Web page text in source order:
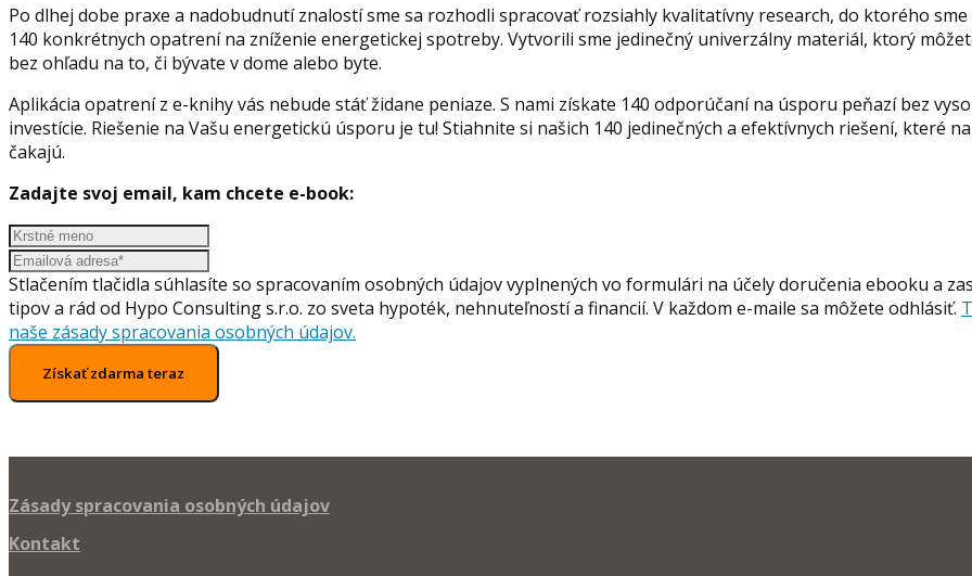
Po dlhej dobe praxe a nadobudnutí znalostí sme sa rozhodli spracovať rozsiahly kvalitatívny research, do ktorého
140 konkrétnych opatrení na zníženie energetickej spotreby. Vytvorili sme jedinečný univerzálny materiál, ktorý
bez ohľadu na to, či bývate v dome alebo byte.
Aplikácia opatrení z e-knihy vás nebude stáť židane peniaze. S nami získate 140 odporúčaní na úsporu peňazí bez
investície. Riešenie na Vašu energetickú úsporu je tu! Stiahnite si našich 140 jedinečných a efektívnych riešení, které
čakajú.
Zadajte svoj email, kam chcete e-book:
Stlačením tlačidla súhlasíte so spracovaním osobných údajov vyplnených vo formulári na účely doručenia ebooku a
tipov a rád od Hypo Consulting s.r.o. zo sveta hypoték, nehnuteľností a financií. V každom e-maile sa môžete odhlásiť.
naše zásady spracovania osobných údajov.
Získať zdarma teraz
Zásady spracovania osobných údajov
Kontakt